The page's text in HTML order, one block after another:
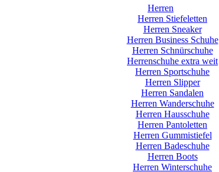
Herren
Herren Stiefeletten
Herren Sneaker
Herren Business Schuhe
Herren Schnürschuhe
Herrenschuhe extra weit
Herren Sportschuhe
Herren Slipper
Herren Sandalen
Herren Wanderschuhe
Herren Hausschuhe
Herren Pantoletten
Herren Gummistiefel
Herren Badeschuhe
Herren Boots
Herren Winterschuhe